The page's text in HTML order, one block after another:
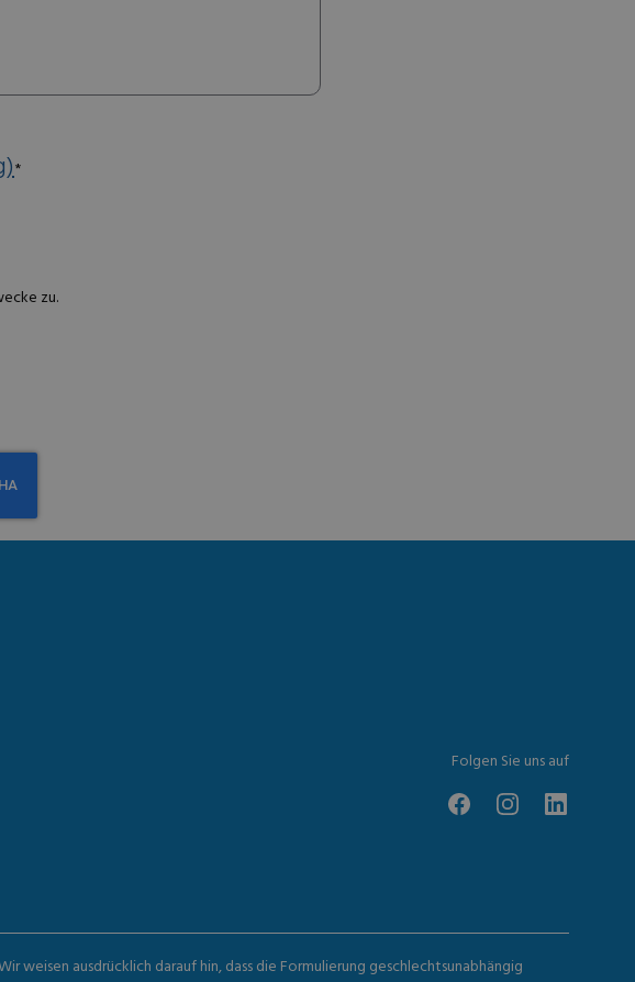
*
zu.
Folgen Sie uns auf
ausdrücklich darauf hin, dass die Formulierung geschlechtsunabhängig